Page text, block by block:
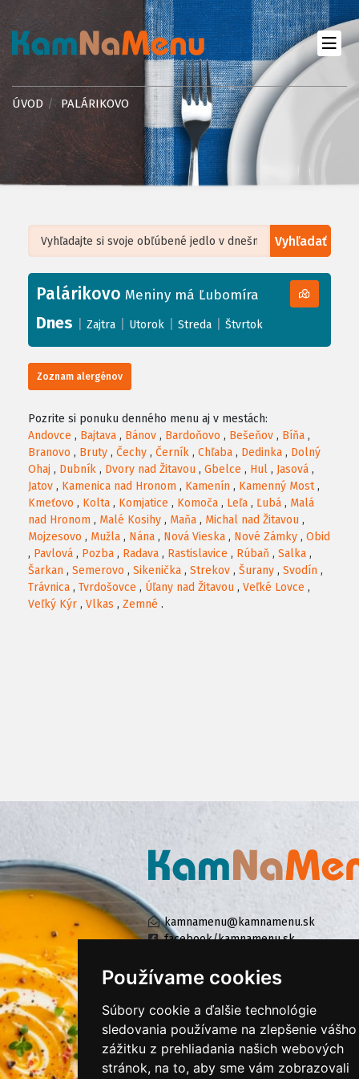
Používame cookies
Súbory cookie a ďalšie technológie
sledovania používame na zlepšenie vášho
zážitku z prehliadania našich webových
stránok, na to, aby sme vám zobrazovali
ÚVOD PALÁRIKOVO
Vyhľadať
+
−
Leaflet| ©OpenStreetMap, Tiles courtesy ofHumanitarian OpenStreetMap
Palárikovo Meniny má Ľubomíra
Dnes Zajtra Utorok Streda Štvrtok
Zoznam alergénov
Pozrite si ponuku denného menu aj v mestách:
Andovce , Bajtava , Bánov , Bardoňovo , Bešeňov , Bíňa ,
Branovo , Bruty , Čechy , Černík , Chľaba , Dedinka , Dolný
Ohaj , Dubník , Dvory nad Žitavou , Gbelce , Hul , Jasová ,
Jatov , Kamenica nad Hronom , Kamenín , Kamenný Most,
Kmeťovo , Kolta , Komjatice , Komoča , Leľa , Ľubá , Malá
nad Hronom , Malé Kosihy , Maňa , Michal nad Žitavou ,
Mojzesovo , Mužla , Nána , Nová Vieska , Nové Zámky , Obid
, Pavlová , Pozba , Radava , Rastislavice , Rúbaň , Salka ,
Šarkan , Semerovo , Sikenička , Strekov , Šurany , Svodín ,
Trávnica , Tvrdošovce , Úľany nad Žitavou , Veľké Lovce ,
Veľký Kýr , Vlkas , Zemné .
kamnamenu@kamnamenu.sk
facebook/kamnamenu.sk
KONTAKTUJTE NÁS
PRIHLÁSIŤ SA DO ZÁKAZNÍCKEJ ZÓNY